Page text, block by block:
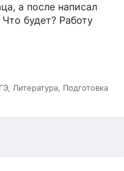
а после написал
будет? Работу
Литература, Подготовка